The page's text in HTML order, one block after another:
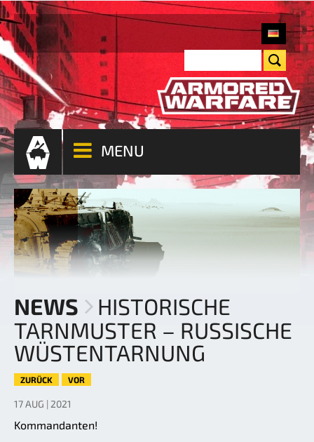
MENU
NEWS
HISTORISCHE
TARNMUSTER – RUSSISCHE
WÜSTENTARNUNG
ZURÜCK VOR
17 AUG | 2021
Kommandanten!